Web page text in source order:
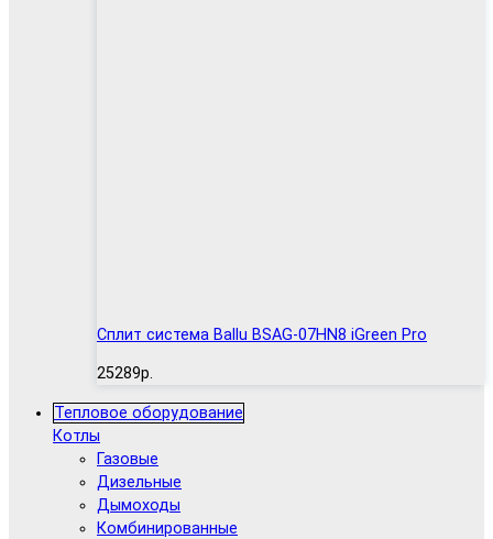
Сплит система Ballu BSAG-07HN8 iGreen Pro
25289р.
Тепловое оборудование
Котлы
Газовые
Дизельные
Дымоходы
Комбинированные